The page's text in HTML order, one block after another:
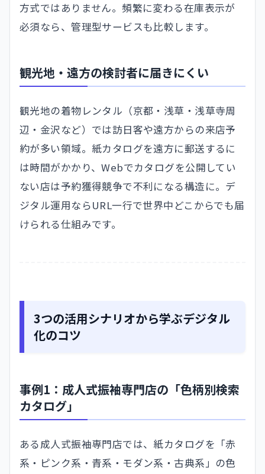
方式ではありません。頻繁に変わる在庫表示が
必須なら、管理型サービスも比較します。
観光地・遠方の検討者に届きにくい
観光地の着物レンタル（京都・浅草・浅草寺周
辺・金沢など）では訪日客や遠方からの来店予
約が多い領域。紙カタログを遠方に郵送するに
は時間がかかり、Webでカタログを公開してい
ない店は予約獲得競争で不利になる構造に。デ
ジタル運用ならURL一行で世界中どこからでも届
けられる仕組みです。
3つの活用シナリオから学ぶデジタル
化のコツ
事例1：成人式振袖専門店の「色柄別検索
カタログ」
ある成人式振袖専門店では、紙カタログを「赤
系・ピンク系・青系・モダン系・古典系」の色